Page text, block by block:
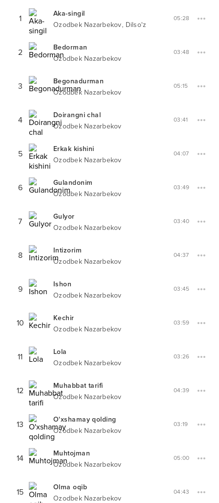
1
Aka-singil
Ozodbek Nazarbekov, Dilso'z
05:28
2
Bedorman
Ozodbek Nazarbekov
03:48
3
Begonadurman
Ozodbek Nazarbekov
05:15
4
Doirangni chal
Ozodbek Nazarbekov
03:41
5
Erkak kishini
Ozodbek Nazarbekov
04:07
6
Gulandonim
Ozodbek Nazarbekov
03:49
7
Gulyor
Ozodbek Nazarbekov
03:40
8
Intizorim
Ozodbek Nazarbekov
04:37
9
Ishon
Ozodbek Nazarbekov
03:45
10
Kechir
Ozodbek Nazarbekov
03:59
11
Lola
Ozodbek Nazarbekov
03:26
12
Muhabbat tarifi
Ozodbek Nazarbekov
04:39
13
O'xshamay qolding
Ozodbek Nazarbekov
03:19
14
Muhtojman
Ozodbek Nazarbekov
05:00
15
Olma oqib
Ozodbek Nazarbekov
04:43